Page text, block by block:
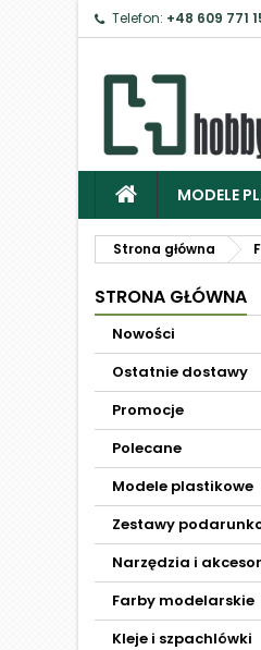
Telefon: +48 609 771
MODELE
Strona główna
STRONA GŁÓWNA
Nowości
Ostatnie dostawy
Promocje
Polecane
Modele plastikowe
Zestawy
Narzędzia i
Farby modelarskie
Kleje i szpachlówki